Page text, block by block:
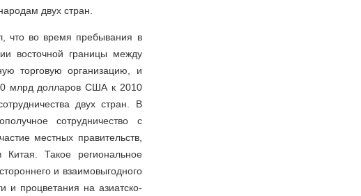
двух стран.
что во время пребывания в
восточной границы между
торговую организацию, и
млрд долларов США к 2010
двух стран. В
сотрудничество с
местных правительств,
Китая. Такое региональное
и взаимовыгодного
и процветания на азиатско-